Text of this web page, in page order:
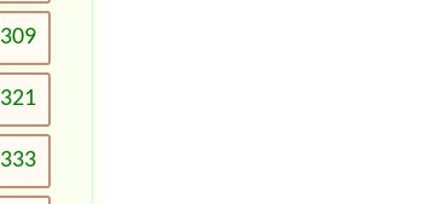
309
321
333